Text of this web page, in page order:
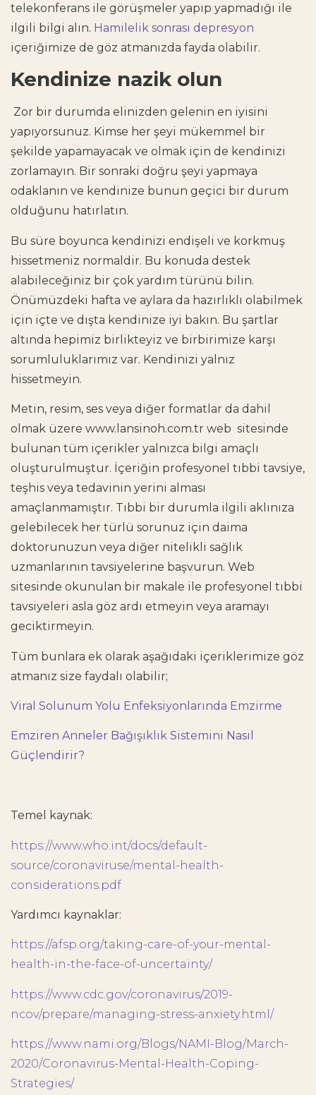
telekonferans ile görüşmeler yapıp yapmadığı ile
ilgili bilgi alın. Hamilelik sonrası depresyon
içeriğimize de göz atmanızda fayda olabilir.
Kendinize nazik olun
Zor bir durumda elinizden gelenin en iyisini
yapıyorsunuz. Kimse her şeyi mükemmel bir
şekilde yapamayacak ve olmak için de kendinizi
zorlamayın. Bir sonraki doğru şeyi yapmaya
odaklanın ve kendinize bunun geçici bir durum
olduğunu hatırlatın.
Bu süre boyunca kendinizi endişeli ve korkmuş
hissetmeniz normaldir. Bu konuda destek
alabileceğiniz bir çok yardım türünü bilin.
Önümüzdeki hafta ve aylara da hazırlıklı olabilmek
için içte ve dışta kendinize iyi bakın. Bu şartlar
altında hepimiz birlikteyiz ve birbirimize karşı
sorumluluklarımız var. Kendinizi yalnız
hissetmeyin.
Metin, resim, ses veya diğer formatlar da dahil
olmak üzere www.lansinoh.com.tr web sitesinde
bulunan tüm içerikler yalnızca bilgi amaçlı
oluşturulmuştur. İçeriğin profesyonel tıbbi tavsiye,
teşhis veya tedavinin yerini alması
amaçlanmamıştır. Tıbbi bir durumla ilgili aklınıza
gelebilecek her türlü sorunuz için daima
doktorunuzun veya diğer nitelikli sağlık
uzmanlarının tavsiyelerine başvurun. Web
sitesinde okunulan bir makale ile profesyonel tıbbi
tavsiyeleri asla göz ardı etmeyin veya aramayı
geciktirmeyin.
Tüm bunlara ek olarak aşağıdaki içeriklerimize göz
atmanız size faydalı olabilir;
Viral Solunum Yolu Enfeksiyonlarında Emzirme
Emziren Anneler Bağışıklık Sistemini Nasıl
Güçlendirir?
Temel kaynak:
https://www.who.int/docs/default-
source/coronaviruse/mental-health-
considerations.pdf
Yardımcı kaynaklar:
https://afsp.org/taking-care-of-your-mental-
health-in-the-face-of-uncertainty/
https://www.cdc.gov/coronavirus/2019-
ncov/prepare/managing-stress-anxiety.html/
https://www.nami.org/Blogs/NAMI-Blog/March-
2020/Coronavirus-Mental-Health-Coping-
Strategies/